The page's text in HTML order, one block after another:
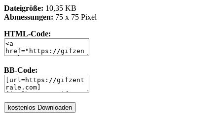
Dateigröße: 10,35 KB
Abmessungen: 75 x 75 Pixel
HTML-Code:
BB-Code: